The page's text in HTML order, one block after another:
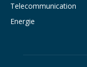
Telecommunication
Energie